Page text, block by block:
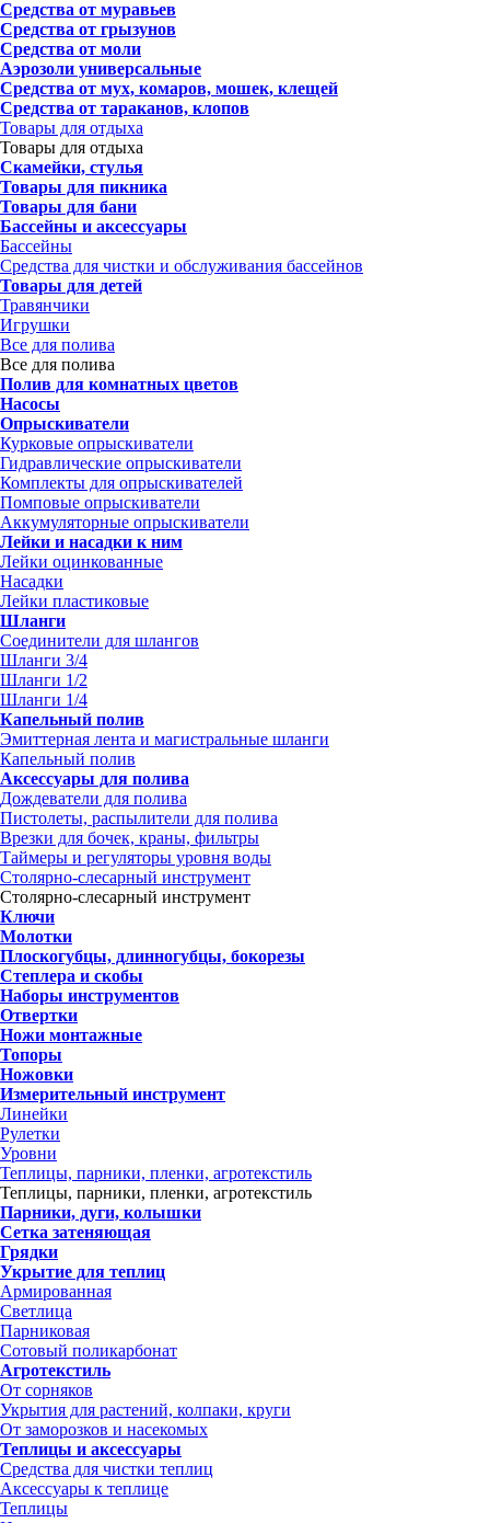
Средства от муравьев
Средства от грызунов
Средства от моли
Аэрозоли универсальные
Средства от мух, комаров, мошек, клещей
Средства от тараканов, клопов
Товары для отдыха
Товары для отдыха
Скамейки, стулья
Товары для пикника
Товары для бани
Бассейны и аксессуары
Бассейны
Средства для чистки и обслуживания бассейнов
Товары для детей
Травянчики
Игрушки
Все для полива
Все для полива
Полив для комнатных цветов
Насосы
Опрыскиватели
Курковые опрыскиватели
Гидравлические опрыскиватели
Комплекты для опрыскивателей
Помповые опрыскиватели
Аккумуляторные опрыскиватели
Лейки и насадки к ним
Лейки оцинкованные
Насадки
Лейки пластиковые
Шланги
Соединители для шлангов
Шланги 3/4
Шланги 1/2
Шланги 1/4
Капельный полив
Эмиттерная лента и магистральные шланги
Капельный полив
Аксессуары для полива
Дождеватели для полива
Пистолеты, распылители для полива
Врезки для бочек, краны, фильтры
Таймеры и регуляторы уровня воды
Столярно-слесарный инструмент
Столярно-слесарный инструмент
Ключи
Молотки
Плоскогубцы, длинногубцы, бокорезы
Степлера и скобы
Наборы инструментов
Отвертки
Ножи монтажные
Топоры
Ножовки
Измерительный инструмент
Линейки
Рулетки
Уровни
Теплицы, парники, пленки, агротекстиль
Теплицы, парники, пленки, агротекстиль
Парники, дуги, колышки
Сетка затеняющая
Грядки
Укрытие для теплиц
Армированная
Светлица
Парниковая
Сотовый поликарбонат
Агротекстиль
От сорняков
Укрытия для растений, колпаки, круги
От заморозков и насекомых
Теплицы и аксессуары
Средства для чистки теплиц
Аксессуары к теплице
Теплицы